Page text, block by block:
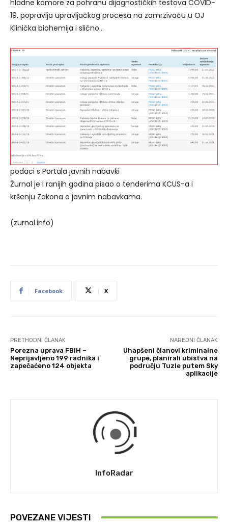
hladne komore za pohranu dijagnostičkih testova COVID-
19, popravlja upravljačkog procesa na zamrzivaču u OJ
Klinička biohemija i slično…
podaci s Portala javnih nabavki
Žurnal je i ranijih godina pisao o tenderima KCUS-a i
kršenju Zakona o javnim nabavkama.
(zurnal.info)
Facebook X
PRETHODNI ČLANAK
Porezna uprava FBIH –
Neprijavljeno 199 radnika i
zapečaćeno 124 objekta
NAREDNI ČLANAK
Uhapšeni članovi kriminalne
grupe, planirali ubistva na
području Tuzle putem Sky
aplikacije
InfoRadar
POVEZANE VIJESTI